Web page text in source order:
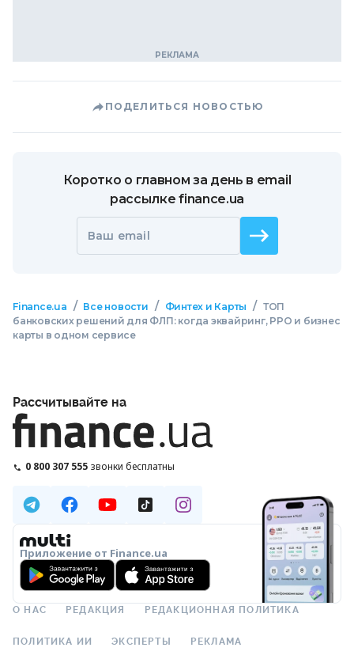
ПОДЕЛИТЬСЯ НОВОСТЬЮ
Коротко о главном за день в email
рассылке finance.ua
Ваш email
Finance.ua / Все новости / Финтех и Карты / ТОП
банковских решений для ФЛП: когда эквайринг, РРО и бизнес
карты в одном сервисе
Рассчитывайте на
0 800 307 555 звонки бесплатны
Приложение от Finance.ua
О НАС РЕДАКЦИЯ РЕДАКЦИОННАЯ ПОЛИТИКА
ПОЛИТИКА ИИ ЭКСПЕРТЫ РЕКЛАМА